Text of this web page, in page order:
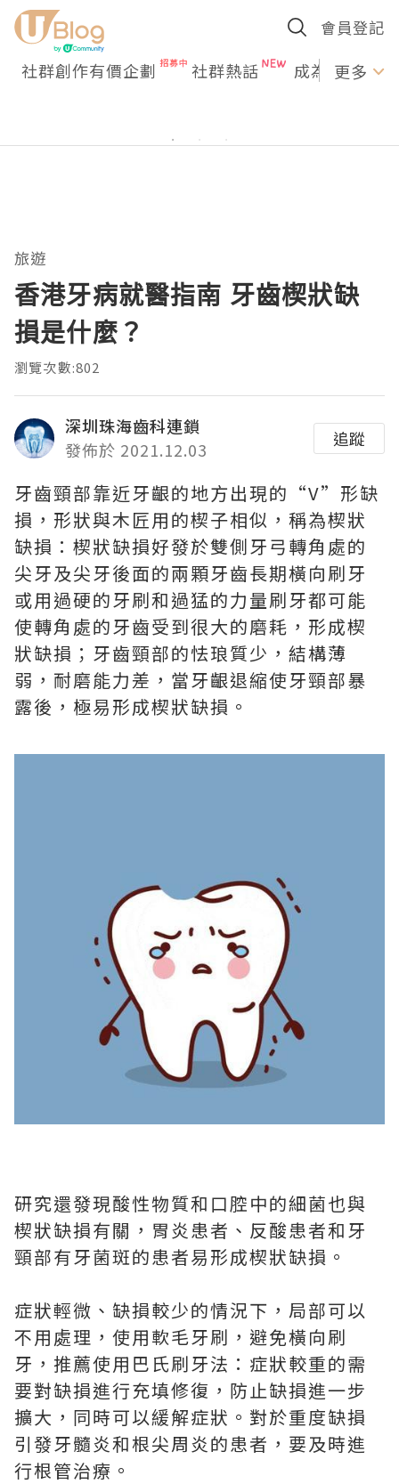
會員登記
社群創作有價企劃 社群熱話 成為U更多
旅遊
香港牙病就醫指南 牙齒楔狀缺
損是什麼？
瀏覽次數:802
深圳珠海齒科連鎖
發佈於 2021.12.03
追蹤
牙齒頸部靠近牙齦的地方出現的“V”形缺
損，形狀與木匠用的楔子相似，稱為楔狀
缺損：楔狀缺損好發於雙側牙弓轉角處的
尖牙及尖牙後面的兩顆牙齒長期橫向刷牙
或用過硬的牙刷和過猛的力量刷牙都可能
使轉角處的牙齒受到很大的磨耗，形成楔
狀缺損；牙齒頸部的怯琅質少，結構薄
弱，耐磨能力差，當牙齦退縮使牙頸部暴
露後，極易形成楔狀缺損。
研究還發現酸性物質和口腔中的細菌也與
楔狀缺損有關，胃炎患者、反酸患者和牙
頸部有牙菌斑的患者易形成楔狀缺損。
症狀輕微、缺損較少的情況下，局部可以
不用處理，使用軟毛牙刷，避免橫向刷
牙，推薦使用巴氏刷牙法：症狀較重的需
要對缺損進行充填修復，防止缺損進一步
擴大，同時可以緩解症狀。對於重度缺損
引發牙髓炎和根尖周炎的患者，要及時進
行根管治療。